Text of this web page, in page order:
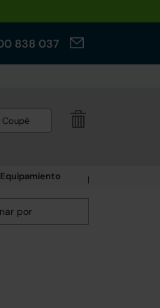
838 037
Coupé
Equipamiento
por